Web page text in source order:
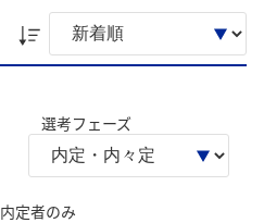
選考フェーズ
内定者のみ